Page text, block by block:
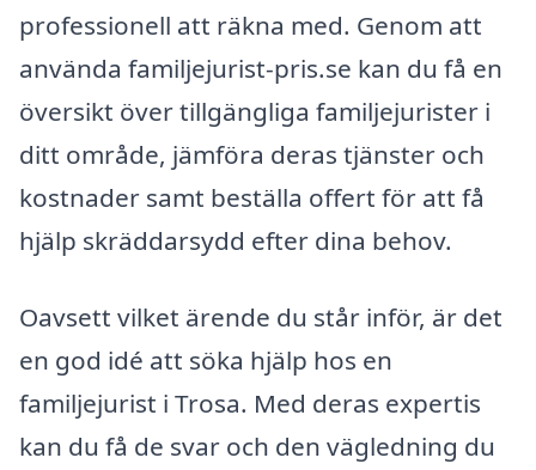
professionell att räkna med. Genom att
använda familjejurist-pris.se kan du få en
översikt över tillgängliga familjejurister i
ditt område, jämföra deras tjänster och
kostnader samt beställa offert för att få
hjälp skräddarsydd efter dina behov.
Oavsett vilket ärende du står inför, är det
en god idé att söka hjälp hos en
familjejurist i Trosa. Med deras expertis
kan du få de svar och den vägledning du